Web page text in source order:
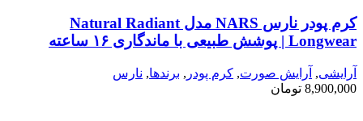
کرم پودر نارس NARS مدل Natural Radiant
Longwear | پوشش طبیعی با ماندگاری ۱۶ ساعته
آرایشی, آرايش صورت, كرم پودر , برندها, نارس
8,900,000 تومان